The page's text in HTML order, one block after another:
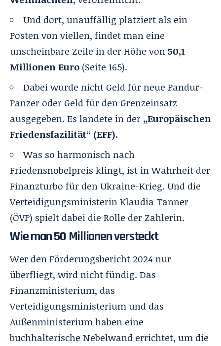
Und dort, unauffällig platziert als ein
Posten von viellen, findet man eine
unscheinbare Zeile in der Höhe von50,1
Millionen Euro (Seite 165).
Dabei wurde nicht Geld für neue Pandur-
Panzer oder Geld für den Grenzeinsatz
ausgegeben. Es landete in der „Europäischen
Friedensfazilität“ (EFF).
Was so harmonisch nach
Friedensnobelpreis klingt, ist in Wahrheit der
Finanzturbo für den Ukraine-Krieg. Und die
Verteidigungsministerin Klaudia Tanner
(ÖVP) spielt dabei die Rolle der Zahlerin.
Wie man 50 Millionen versteckt
Wer den Förderungsbericht 2024 nur
überfliegt, wird nicht fündig. Das
Finanzministerium, das
Verteidigungsministerium und das
Außenministerium haben eine
buchhalterische Nebelwand errichtet, um die